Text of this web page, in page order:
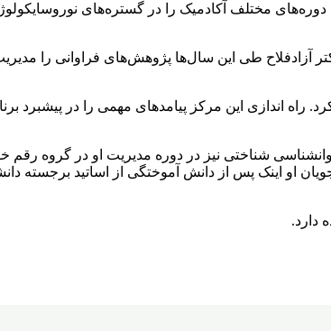
مختلف آکادمیک را در گستره‌های
کرد. راه اندازی این مرکز پیامدهای مهمی را در
1397 تأسیس کرد و دایر شدن رشته روانشناسی شناختی نیز در دوره مدیریت او
او اینک پس از دانش آموختگی از اساتید برجسته
دارد.